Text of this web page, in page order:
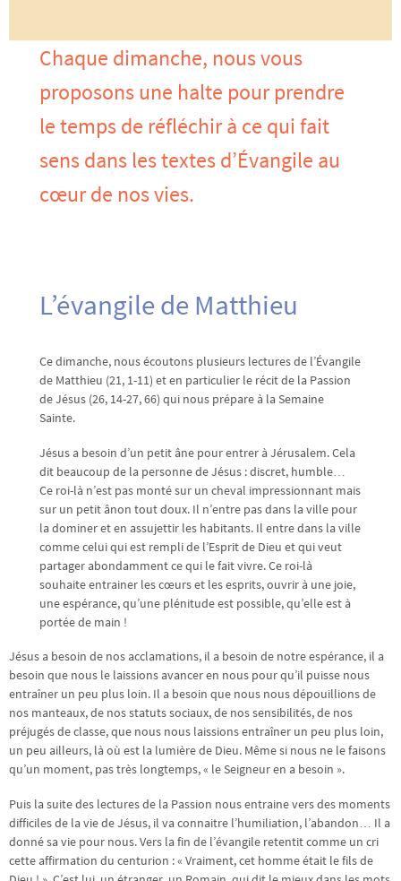
Chaque dimanche, nous vous
proposons une halte pour prendre
le temps de réfléchir à ce qui fait
sens dans les textes d’Évangile au
cœur de nos vies.
L’évangile de Matthieu
Ce dimanche, nous écoutons plusieurs lectures de l’Évangile
de Matthieu (21, 1-11) et en particulier le récit de la Passion
de Jésus (26, 14-27, 66) qui nous prépare à la Semaine
Sainte.
Jésus a besoin d’un petit âne pour entrer à Jérusalem. Cela
dit beaucoup de la personne de Jésus : discret, humble…
Ce roi-là n’est pas monté sur un cheval impressionnant mais
sur un petit ânon tout doux. Il n’entre pas dans la ville pour
la dominer et en assujettir les habitants. Il entre dans la ville
comme celui qui est rempli de l’Esprit de Dieu et qui veut
partager abondamment ce qui le fait vivre. Ce roi-là
souhaite entrainer les cœurs et les esprits, ouvrir à une joie,
une espérance, qu’une plénitude est possible, qu’elle est à
portée de main !
Jésus a besoin de nos acclamations, il a besoin de notre espérance, il a
besoin que nous le laissions avancer en nous pour qu’il puisse nous
entraîner un peu plus loin. Il a besoin que nous nous dépouillions de
nos manteaux, de nos statuts sociaux, de nos sensibilités, de nos
préjugés de classe, que nous nous laissions entraîner un peu plus loin,
un peu ailleurs, là où est la lumière de Dieu. Même si nous ne le faisons
qu’un moment, pas très longtemps, « le Seigneur en a besoin ».
Puis la suite des lectures de la Passion nous entraine vers des moments
difficiles de la vie de Jésus, il va connaitre l’humiliation, l’abandon… Il a
donné sa vie pour nous. Vers la fin de l’évangile retentit comme un cri
cette affirmation du centurion : « Vraiment, cet homme était le fils de